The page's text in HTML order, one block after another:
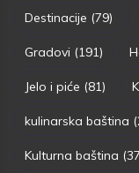
Destinacije (79)
Gradovi (191)
Jelo i piće (81)
kulinarska baština
Kulturna baština